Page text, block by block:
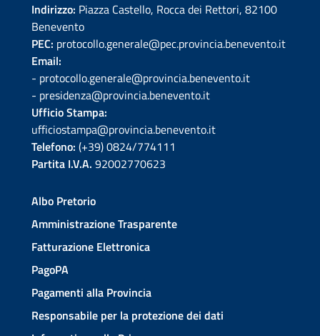
Indirizzo: Piazza Castello, Rocca dei Rettori, 82100
Benevento
PEC: protocollo.generale@pec.provincia.benevento.it
Email:
- protocollo.generale@provincia.benevento.it
- presidenza@provincia.benevento.it
Ufficio Stampa:
ufficiostampa@provincia.benevento.it
Telefono: (+39) 0824/774111
Partita I.V.A. 92002770623
Albo Pretorio
Amministrazione Trasparente
Fatturazione Elettronica
PagoPA
Pagamenti alla Provincia
Responsabile per la protezione dei dati